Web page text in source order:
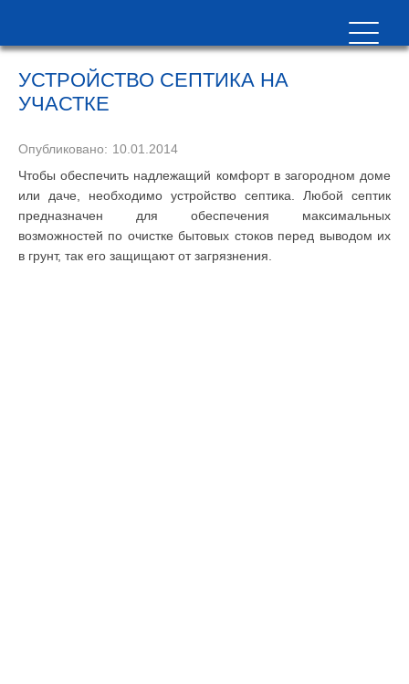
УСТРОЙСТВО СЕПТИКА НА
УЧАСТКЕ
Опубликовано: 10.01.2014
Чтобы обеспечить надлежащий комфорт в загородном доме
или даче, необходимо устройство септика. Любой септик
предназначен для обеспечения максимальных
возможностей по очистке бытовых стоков перед выводом их
в грунт, так его защищают от загрязнения.